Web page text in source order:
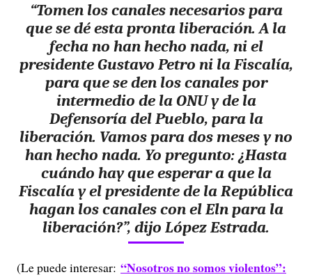
“Tomen los canales necesarios para
que se dé esta pronta liberación. A la
fecha no han hecho nada, ni el
presidente Gustavo Petro ni la Fiscalía,
para que se den los canales por
intermedio de la ONU y de la
Defensoría del Pueblo, para la
liberación. Vamos para dos meses y no
han hecho nada. Yo pregunto: ¿Hasta
cuándo hay que esperar a que la
Fiscalía y el presidente de la República
hagan los canales con el Eln para la
liberación?”, dijo López Estrada.
(Le puede interesar: “Nosotros no somos violentos”: